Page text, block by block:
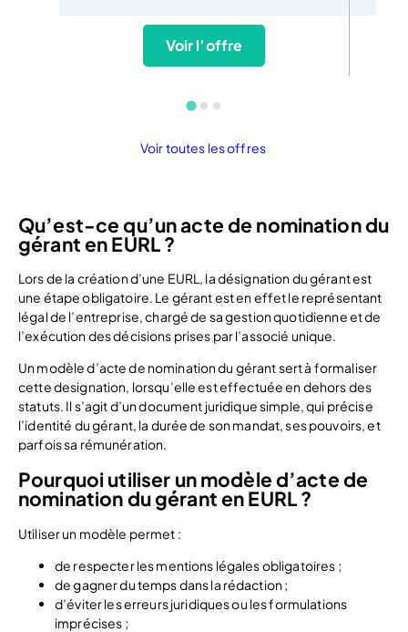
Voir l’offre
Voir toutes les offres
Qu’est-ce qu’un acte de nomination du
gérant en EURL ?
Lors de la création d’une EURL, la désignation du gérant est
une étape obligatoire. Le gérant est en effet le représentant
légal de l’entreprise, chargé de sa gestion quotidienne et de
l’exécution des décisions prises par l’associé unique.
Un modèle d’acte de nomination du gérant sert à formaliser
cette designation, lorsqu’elle est effectuée en dehors des
statuts. Il s’agit d’un document juridique simple, qui précise
l’identité du gérant, la durée de son mandat, ses pouvoirs, et
parfois sa rémunération.
Pourquoi utiliser un modèle d’acte de
nomination du gérant en EURL ?
Utiliser un modèle permet :
de respecter les mentions légales obligatoires ;
de gagner du temps dans la rédaction ;
d’éviter les erreurs juridiques ou les formulations
imprécises ;